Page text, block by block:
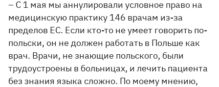
– С 1 мая мы аннулировали условное право на
медицинскую практику 146 врачам из-за
пределов ЕС. Если кто-то не умеет говорить по-
польски, он не должен работать в Польше как
врач. Врачи, не знающие польского, были
трудоустроены в больницах, и лечить пациента
без знания языка сложно. По моему мнению,